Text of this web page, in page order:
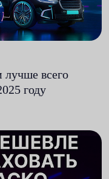
лучше всего
году